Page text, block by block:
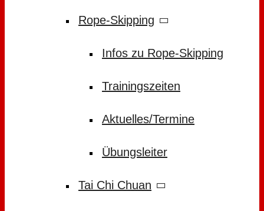
Rope-Skipping
Infos zu Rope-Skipping
Trainingszeiten
Aktuelles/Termine
Übungsleiter
Tai Chi Chuan